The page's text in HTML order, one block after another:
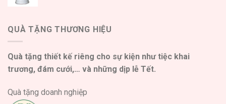
QUÀ TẶNG THƯƠNG HIỆU
Quà tặng thiết kế riêng cho sự kiện như tiệc khai
trương, đám cưới,… và những dịp lễ Tết.
Quà tặng doanh nghiệp